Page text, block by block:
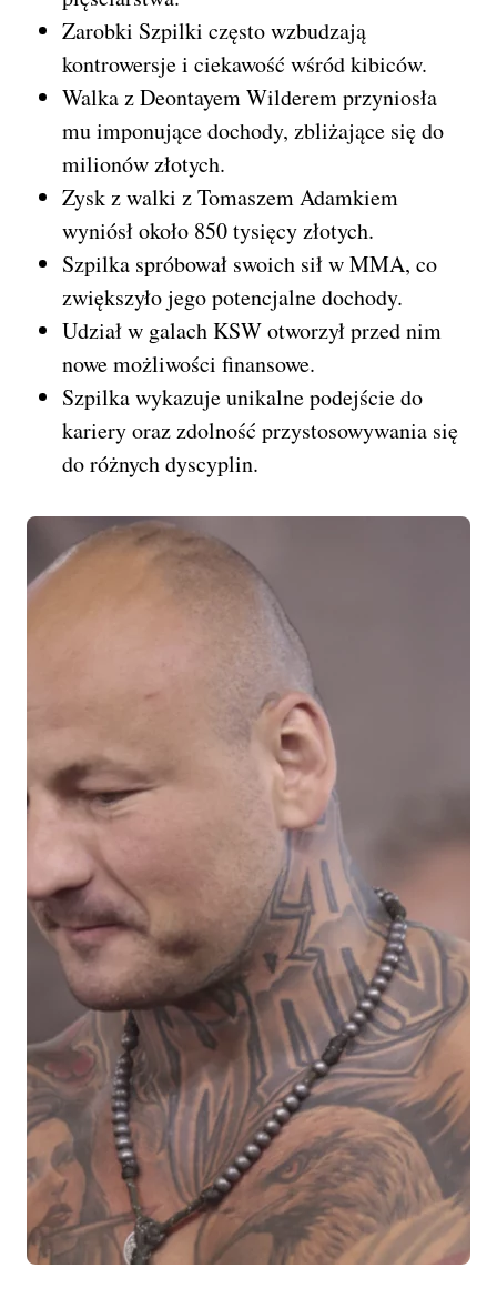
Zarobki Szpilki często wzbudzają
kontrowersje i ciekawość wśród kibiców.
Walka z Deontayem Wilderem przyniosła
mu imponujące dochody, zbliżające się do
milionów złotych.
Zysk z walki z Tomaszem Adamkiem
wyniósł około 850 tysięcy złotych.
Szpilka spróbował swoich sił w MMA, co
zwiększyło jego potencjalne dochody.
Udział w galach KSW otworzył przed nim
nowe możliwości finansowe.
Szpilka wykazuje unikalne podejście do
kariery oraz zdolność przystosowywania się
do różnych dyscyplin.